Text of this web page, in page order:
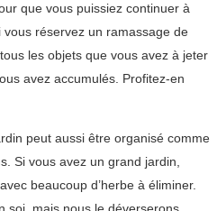
que vous puissiez continuer à
réservez un ramassage de
les objets que vous avez à jeter
avez accumulés. Profitez-en
peut aussi être organisé comme
Si vous avez un grand jardin,
beaucoup d’herbe à éliminer.